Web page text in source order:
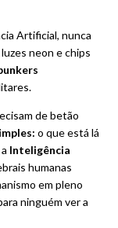
Artificial, nunca
neon e chips
de betão
o que está lá
Inteligência
humanas
em pleno
ninguém ver a